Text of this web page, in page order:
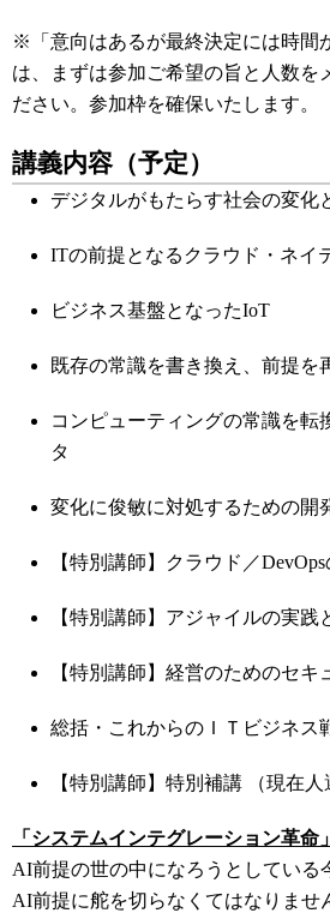
※「意向はあるが最終決定には時間
は、まずは参加ご希望の旨と人数を
ださい。参加枠を確保いたします。
講義内容（予定）
デジタルがもたらす社会の変化
ITの前提となるクラウド・ネイ
ビジネス基盤となったIoT
既存の常識を書き換え、前提を
コンピューティングの常識を転
タ
変化に俊敏に対処するための開
【特別講師】クラウド／
【特別講師】アジャイルの実践
【特別講師】経営のためのセ
総括・これからのＩＴビジネス
【特別講師】特別補講 （現在人
「システムインテグレーション革命」
AI前提の世の中になろうとしている
AI前提に舵を切らなくてはなりませ